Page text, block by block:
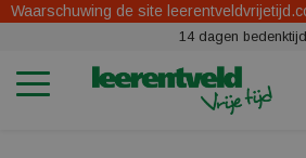
14 dagen bedenktijd